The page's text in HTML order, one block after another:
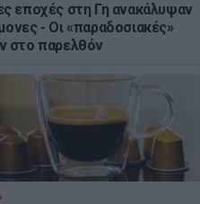
εποχές στη Γη ανακάλυψαν
- Oι «παραδοσιακές»
στο παρελθόν